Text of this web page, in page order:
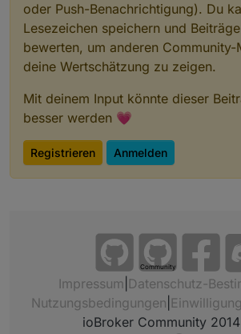
oder Push-Benachrichtigung). Du
Lesezeichen speichern und
bewerten, um anderen Community-
deine Wertschätzung zu zeigen.
Mit deinem Input könnte dieser
besser werden 💗
Registrieren Anmelden
Community
Impressum Datenschutz-
Nutzungsbedingungen
ioBroker Community